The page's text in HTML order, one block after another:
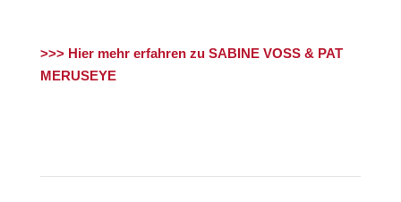
>>> Hier mehr erfahren zu SABINE VOSS & PAT
MERUSEYE